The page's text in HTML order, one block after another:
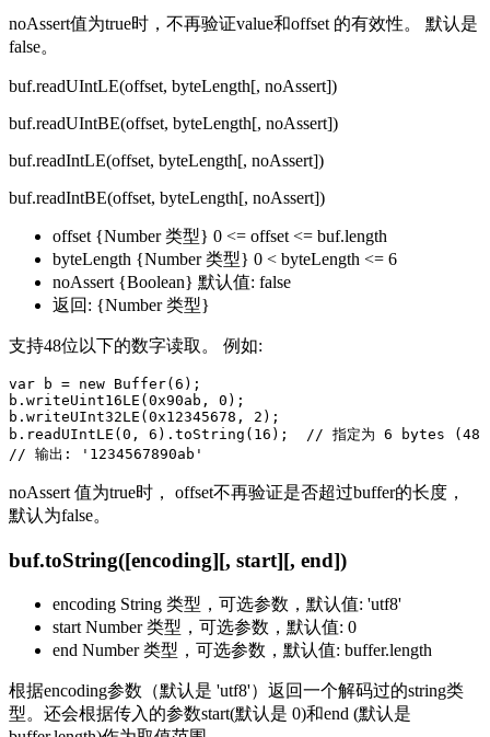
noAssert值为true时，不再验证value和offset 的有效性。 默认是
false。
buf.readUIntLE(offset, byteLength[, noAssert])
buf.readUIntBE(offset, byteLength[, noAssert])
buf.readIntLE(offset, byteLength[, noAssert])
buf.readIntBE(offset, byteLength[, noAssert])
offset {Number 类型} 0 <= offset <= buf.length
byteLength {Number 类型} 0 < byteLength <= 6
noAssert {Boolean} 默认值: false
返回: {Number 类型}
支持48位以下的数字读取。 例如:
var b = new Buffer(6);
b.writeUint16LE(0x90ab, 0);
b.writeUInt32LE(0x12345678, 2);
b.readUIntLE(0, 6).toString(16);  // 指定为 6 bytes
noAssert 值为true时， offset不再验证是否超过buffer的长度，
默认为false。
buf.toString([encoding][, start][, end])
encoding String 类型，可选参数，默认值: 'utf8'
start Number 类型，可选参数，默认值: 0
end Number 类型，可选参数，默认值: buffer.length
根据encoding参数（默认是 'utf8'）返回一个解码过的string类
型。还会根据传入的参数start(默认是 0)和end (默认是